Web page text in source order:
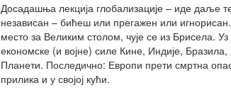
Досадашња лекција глобализације – иде даље
независан – бићеш или прегажен или
место за Великим столом, чује се из Брисела.
економске (и војне) силе Кине, Индије, Бразила,
Планети. Последично: Европи прети смртна
прилика и у својој кући.